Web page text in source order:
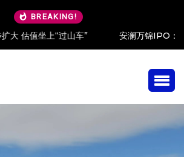
BREAKING!
价入股 现金流“吃紧”依赖大客户